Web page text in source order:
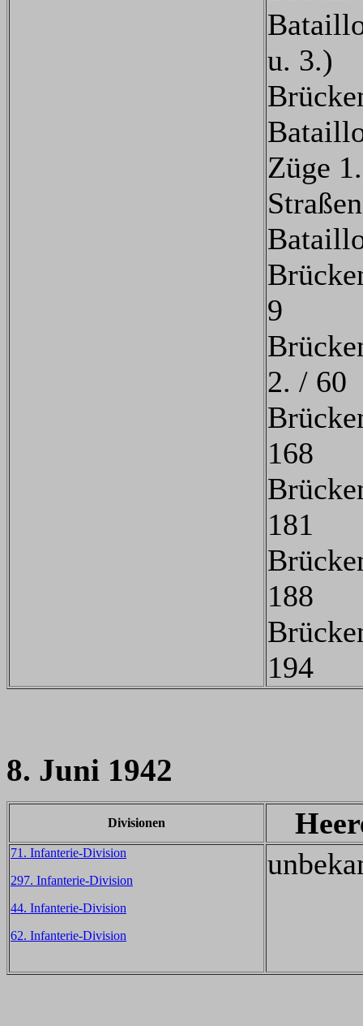
u. 3.)
Züge
9
2. / 60
168
181
188
194
8. Juni 1942
Divisionen
71. Infanterie-Division
297. Infanterie-Division
44. Infanterie-Division
62. Infanterie-Division